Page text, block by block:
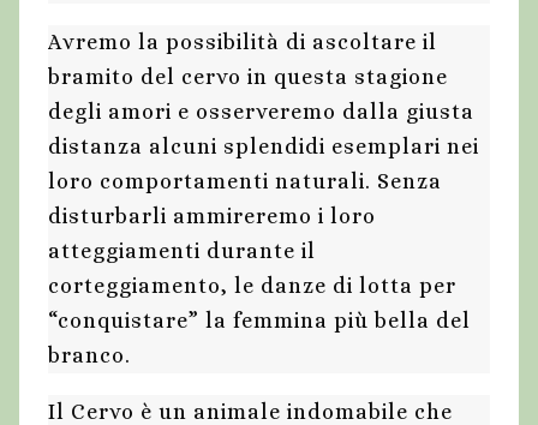
Avremo la possibilità di ascoltare il
bramito del cervo in questa stagione
degli amori e osserveremo dalla giusta
distanza alcuni splendidi esemplari nei
loro comportamenti naturali. Senza
disturbarli ammireremo i loro
atteggiamenti durante il
corteggiamento, le danze di lotta per
“conquistare” la femmina più bella del
branco.
Il Cervo è un animale indomabile che